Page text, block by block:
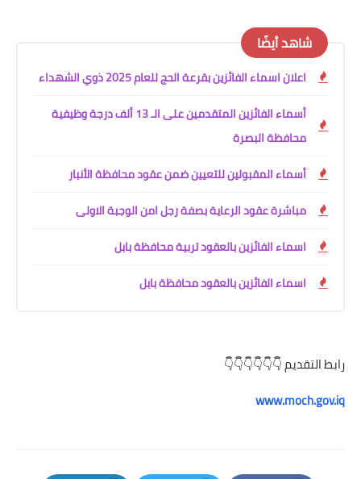
شاهد أيضًا
اعلان اسماء الفائزين بقرعة الحج للعام 2025 ذوي الشهداء
أسماء الفائزين المتقدمين على الـ 13 ألف درجة وظيفية
محافظة البصرة
أسماء المقبولين للتعيين ضمن عقود محافظة الأنبار
مباشرة عقود الرعاية بصفة رجل امن الوجبة الاولى
اسماء الفائزين بالعقود تربية محافظة بابل
اسماء الفائزين بالعقود محافظة بابل
رابط التقديم 👇👇👇👇👇👇
www.moch.gov.iq